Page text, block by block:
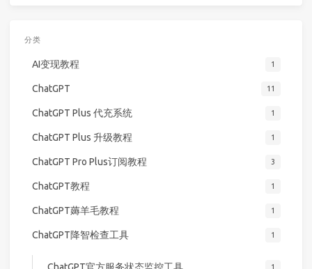
分类
AI变现教程 1
ChatGPT 11
ChatGPT Plus 代充系统 1
ChatGPT Plus 升级教程 1
ChatGPT Pro Plus订阅教程 3
ChatGPT教程 1
ChatGPT薅羊毛教程 1
ChatGPT降智检查工具 1
1